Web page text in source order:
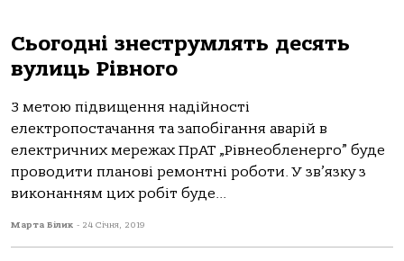
Сьогодні знеструмлять десять
вулиць Рівного
З метою підвищення надійності
електропостачання та запобігання аварій в
електричних мережах ПрАТ „Рівнеобленерго” буде
проводити планові ремонтні роботи. У зв’язку з
виконанням цих робіт буде...
Марта Білик - 24 Січня, 2019